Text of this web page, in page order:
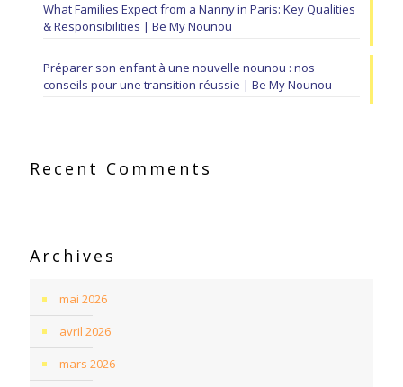
What Families Expect from a Nanny in Paris: Key Qualities
& Responsibilities | Be My Nounou
Préparer son enfant à une nouvelle nounou : nos
conseils pour une transition réussie | Be My Nounou
Recent Comments
Archives
mai 2026
avril 2026
mars 2026